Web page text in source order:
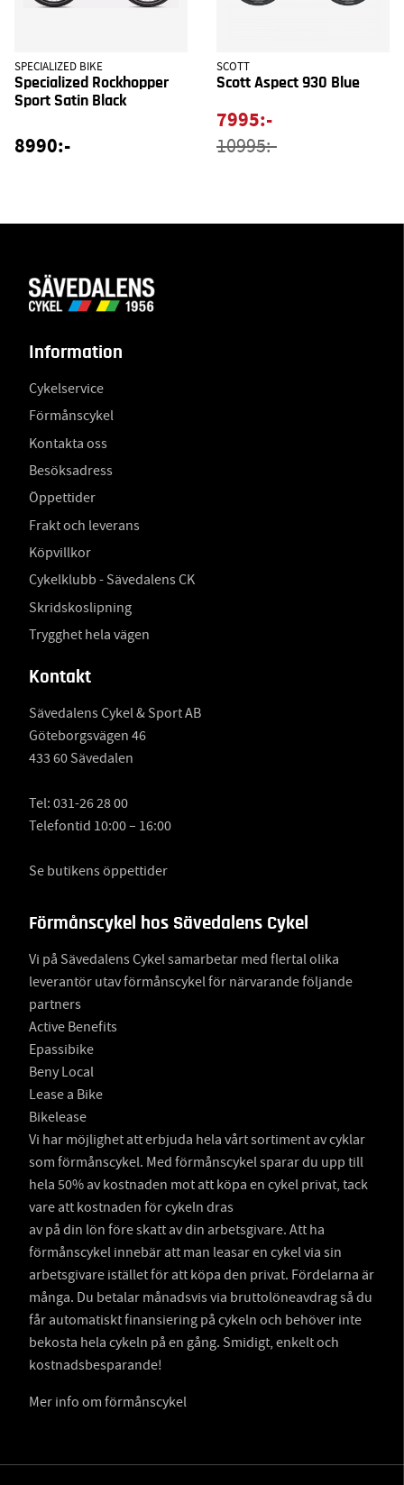
SPECIALIZED BIKE
Specialized Rockhopper
Sport Satin Black
8990:-
SCOTT
Scott Aspect 930 Blue
7995:-
10995:-
Information
Cykelservice
Förmånscykel
Kontakta oss
Besöksadress
Öppettider
Frakt och leverans
Köpvillkor
Cykelklubb - Sävedalens CK
Skridskoslipning
Trygghet hela vägen
Kontakt
Sävedalens Cykel & Sport AB
Göteborgsvägen 46
433 60 Sävedalen
Tel: 031-26 28 00
Telefontid 10:00 – 16:00
Se butikens öppettider
Förmånscykel hos Sävedalens Cykel
Vi på Sävedalens Cykel samarbetar med flertal olika
leverantör utav förmånscykel för närvarande följande
partners
Active Benefits
Epassibike
Beny Local
Lease a Bike
Bikelease
Vi har möjlighet att erbjuda hela vårt sortiment av cyklar
som förmånscykel. Med förmånscykel sparar du upp till
hela 50% av kostnaden mot att köpa en cykel privat, tack
vare att kostnaden för cykeln dras
av på din lön före skatt av din arbetsgivare. Att ha
förmånscykel innebär att man leasar en cykel via sin
arbetsgivare istället för att köpa den privat. Fördelarna är
många. Du betalar månadsvis via bruttolöneavdrag så du
får automatiskt finansiering på cykeln och behöver inte
bekosta hela cykeln på en gång. Smidigt, enkelt och
kostnadsbesparande!
Mer info om förmånscykel